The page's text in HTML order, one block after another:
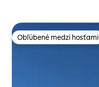
Obľúbené medzi hosťami
Obľúbené medzi hosťami